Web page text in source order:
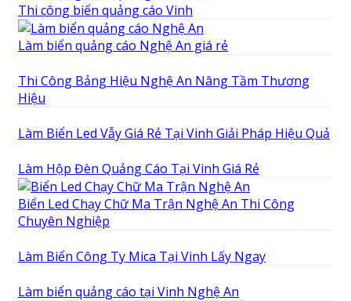
Thi công biển quảng cáo Vinh
Làm biển quảng cáo Nghệ An giá rẻ
Thi Công Bảng Hiệu Nghệ An Nâng Tầm Thương
Hiệu
Làm Biển Led Vẫy Giá Rẻ Tại Vinh Giải Pháp Hiệu Quả
Làm Hộp Đèn Quảng Cáo Tại Vinh Giá Rẻ
Biển Led Chạy Chữ Ma Trận Nghệ An Thi Công
Chuyên Nghiệp
Làm Biển Công Ty Mica Tại Vinh Lấy Ngay
Làm biển quảng cáo tại Vinh Nghệ An